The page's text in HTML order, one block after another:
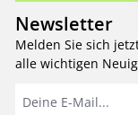
Newsletter
Melden Sie sich
alle wichtigen